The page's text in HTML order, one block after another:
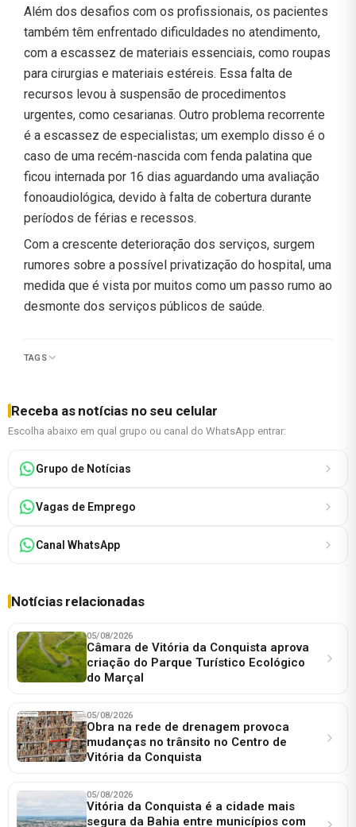
Além dos desafios com os profissionais, os pacientes
também têm enfrentado dificuldades no atendimento,
com a escassez de materiais essenciais, como roupas
para cirurgias e materiais estéreis. Essa falta de
recursos levou à suspensão de procedimentos
urgentes, como cesarianas. Outro problema recorrente
é a escassez de especialistas; um exemplo disso é o
caso de uma recém-nascida com fenda palatina que
ficou internada por 16 dias aguardando uma avaliação
fonoaudiológica, devido à falta de cobertura durante
períodos de férias e recessos.
Com a crescente deterioração dos serviços, surgem
rumores sobre a possível privatização do hospital, uma
medida que é vista por muitos como um passo rumo ao
desmonte dos serviços públicos de saúde.
TAGS
Receba as notícias no seu celular
Escolha abaixo em qual grupo ou canal do WhatsApp entrar:
Grupo de Notícias
Vagas de Emprego
Canal WhatsApp
Notícias relacionadas
05/08/2026
Câmara de Vitória da Conquista aprova
criação do Parque Turístico Ecológico
do Marçal
05/08/2026
Obra na rede de drenagem provoca
mudanças no trânsito no Centro de
Vitória da Conquista
05/08/2026
Vitória da Conquista é a cidade mais
segura da Bahia entre municípios com